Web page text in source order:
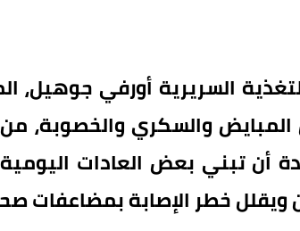
السريرية أورفي
والسكري والخصوبة،
أن تبني بعض العادات
ويقلل خطر الإصابة بمضاعفات